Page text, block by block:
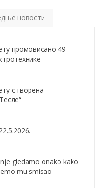
новости
промовисано 49
отворена
gledamo onako kako
mu smisao